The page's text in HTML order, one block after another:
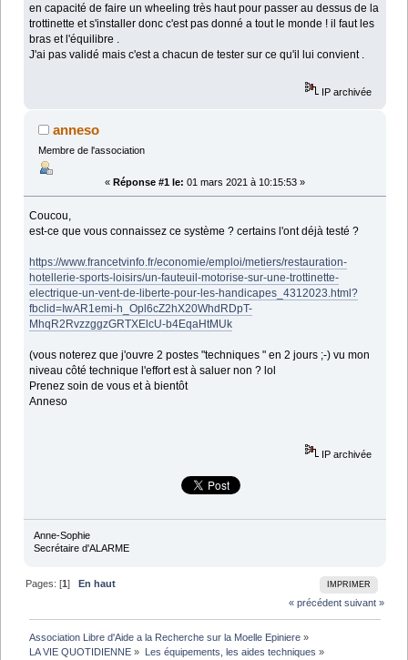
en capacité de faire un wheeling très haut pour passer au dessus de la
trottinette et s'installer donc c'est pas donné a tout le monde ! il faut les
bras et l'équilibre .
J'ai pas validé mais c'est a chacun de tester sur ce qu'il lui convient .
IP archivée
anneso
Membre de l'association
« Réponse #1 le: 01 mars 2021 à 10:15:53 »
Coucou,
est-ce que vous connaissez ce système ? certains l'ont déjà testé ?
https://www.francetvinfo.fr/economie/emploi/metiers/restauration-
hotellerie-sports-loisirs/un-fauteuil-motorise-sur-une-trottinette-
electrique-un-vent-de-liberte-pour-les-handicapes_4312023.html?
fbclid=IwAR1emi-h_Opl6cZ2hX20WhdRDpT-
MhqR2RvzzggzGRTXElcU-b4EqaHtMUk
(vous noterez que j'ouvre 2 postes "techniques " en 2 jours ;-) vu mon
niveau côté technique l'effort est à saluer non ? lol
Prenez soin de vous et à bientôt
Anneso
IP archivée
Anne-Sophie
Secrétaire d'ALARME
IMPRIMER
Pages: [1]
En haut
« précédent suivant »
Association Libre d'Aide a la Recherche sur la Moelle Epiniere »
LA VIE QUOTIDIENNE » Les équipements, les aides techniques »